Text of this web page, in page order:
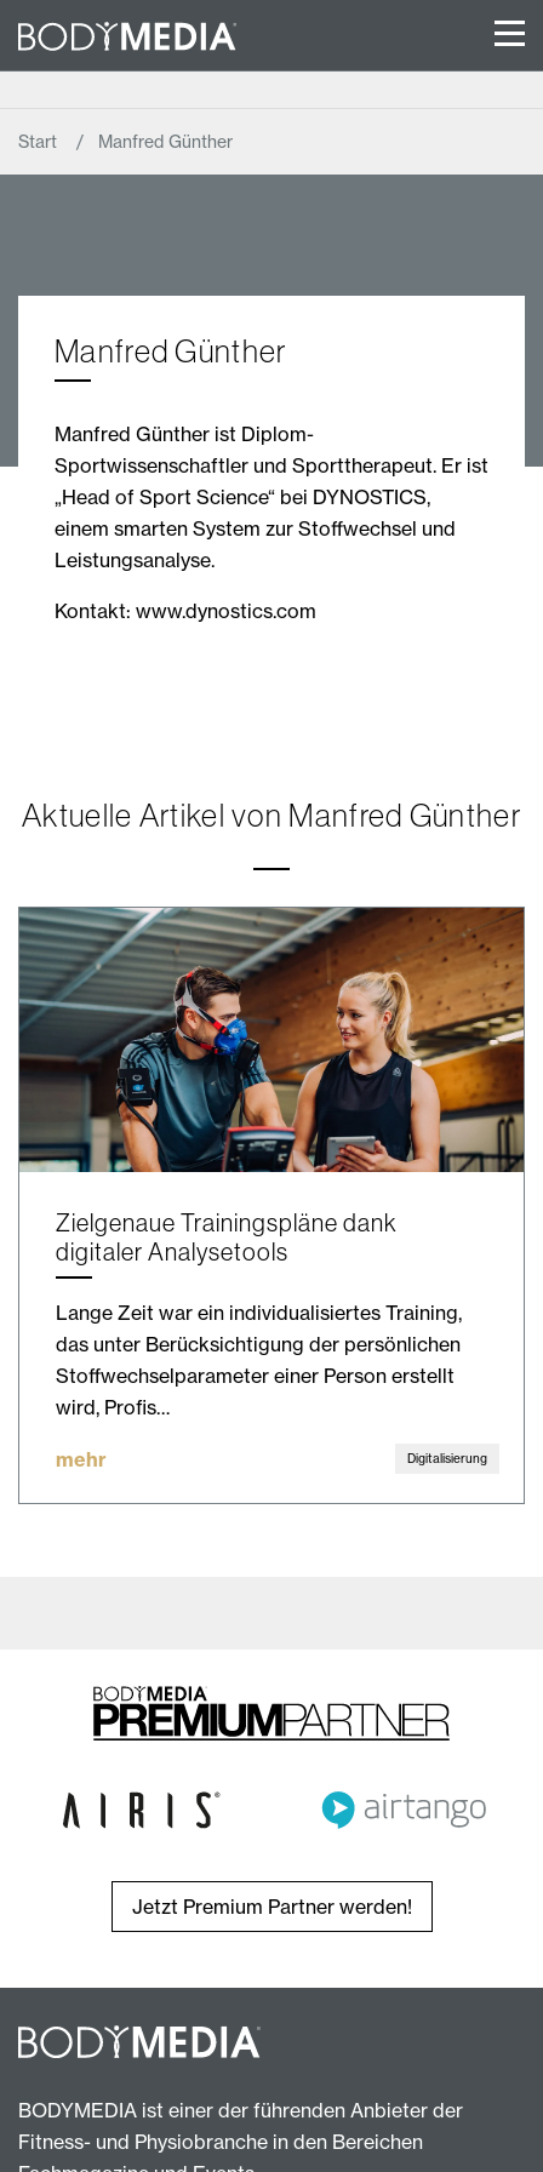
Start Manfred Günther
Manfred Günther
Manfred Günther ist Diplom-
Sportwissenschaftler und Sporttherapeut. Er ist
„Head of Sport Science“ bei DYNOSTICS,
einem smarten System zur Stoffwechsel und
Leistungsanalyse.
Kontakt: www.dynostics.com
Aktuelle Artikel von Manfred Günther
Zielgenaue Trainingspläne dank
digitaler Analysetools
Lange Zeit war ein individualisiertes Training,
das unter Berücksichtigung der persönlichen
Stoffwechselparameter einer Person erstellt
wird, Profis…
mehr Digitalisierung
Jetzt Premium Partner werden!
BODYMEDIA ist einer der führenden Anbieter der
Fitness- und Physiobranche in den Bereichen